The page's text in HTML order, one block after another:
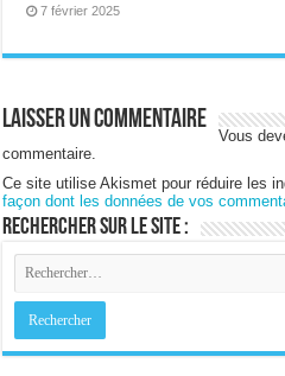
7 février 2025
Laisser un commentaire
Vous
commentaire.
Ce site utilise Akismet pour réduire les
façon dont les données de vos
Rechercher sur le site :